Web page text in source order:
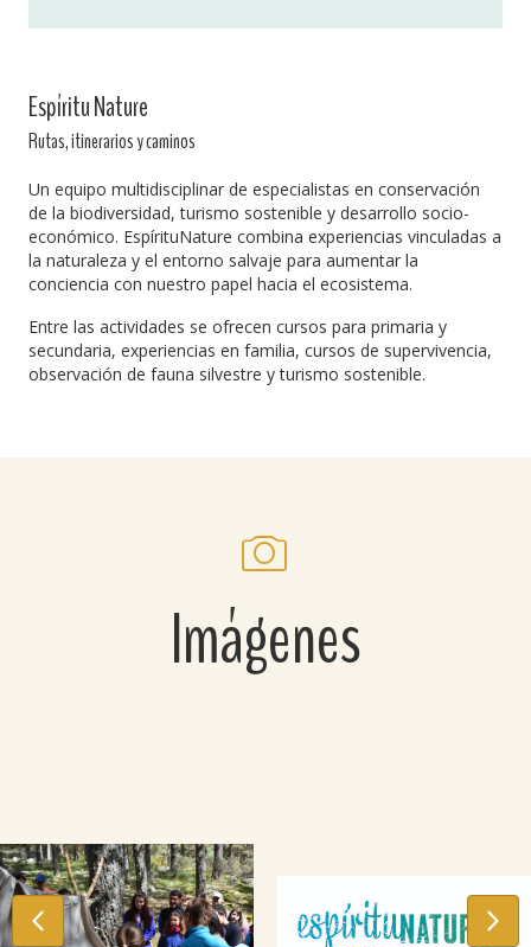
Espíritu Nature
Rutas, itinerarios y caminos
Un equipo multidisciplinar de especialistas en conservación
de la biodiversidad, turismo sostenible y desarrollo socio-
económico. EspírituNature combina experiencias vinculadas a
la naturaleza y el entorno salvaje para aumentar la
conciencia con nuestro papel hacia el ecosistema.
Entre las actividades se ofrecen cursos para primaria y
secundaria, experiencias en familia, cursos de supervivencia,
observación de fauna silvestre y turismo sostenible.
Imágenes